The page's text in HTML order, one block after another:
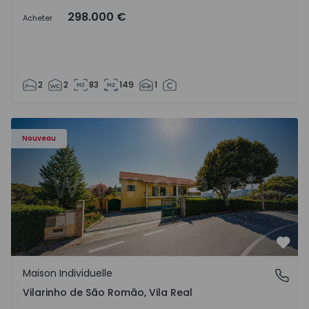
Acheter 298.000 €
2 2 83 149 1
Nouveau
Maison Individuelle T3 Sabrosa, Vilarinho de São Romão
Vilarinho de São Romão, Vila Real
Maison Individuelle
Vilarinho de São Romão, Vila Real